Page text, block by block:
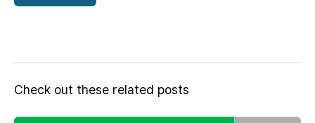
Check out these related posts